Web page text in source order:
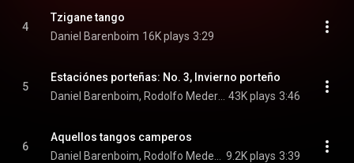
4
Tzigane tango
Daniel Barenboim 16K plays 3:29
5
Estaciónes porteñas: No. 3, Invierno porteño
43K plays 3:46
6
Aquellos tangos camperos
9.2K plays 3:39